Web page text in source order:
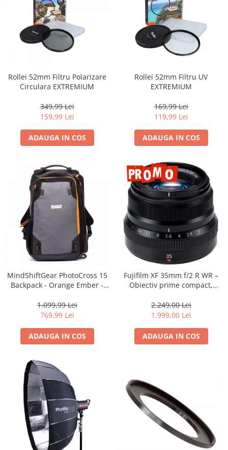
Rollei 52mm Filtru Polarizare
Circulara EXTREMIUM
349,99 Lei
159,99 Lei
ADAUGA IN COS
Rollei 52mm Filtru UV
EXTREMIUM
169,99 Lei
119,99 Lei
ADAUGA IN COS
MindShiftGear PhotoCross 15
Backpack - Orange Ember -
1.099,99 Lei
769,99 Lei
ADAUGA IN COS
Fujifilm XF 35mm f/2 R WR –
Obiectiv prime compact,
intemperii pentru fotografie
de zi cu zi
2.249,00 Lei
1.999,00 Lei
ADAUGA IN COS